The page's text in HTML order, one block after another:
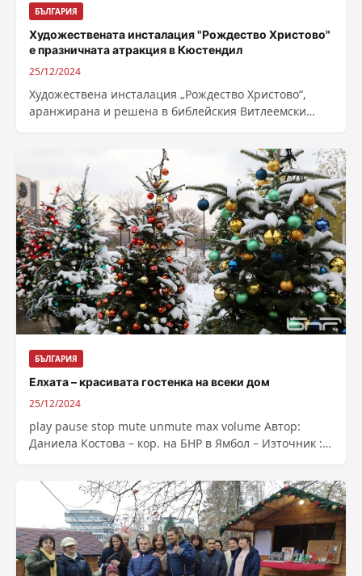
БЪЛГАРИЯ
Художествената инсталация "Рождество Христово"
е празничната атракция в Кюстендил
25/12/2024
Художествена инсталация „Рождество Христово“,
аранжирана и решена в библейския Витлеемски
центъра на Кюстендил....
БЪЛГАРИЯ
Елхата – красивата гостенка на всеки дом
25/12/2024
play pause stop mute unmute max volume Автор:
Даниела Костова – кор. на БНР в Ямбол – Източник :
gostenka-na-vseki-dom